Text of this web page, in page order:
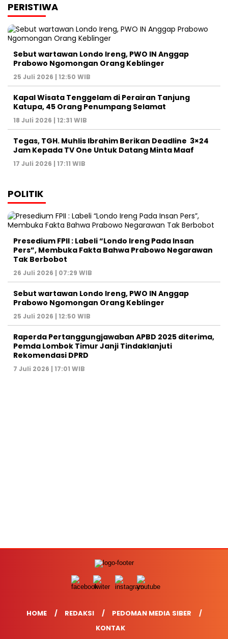
PERISTIWA
Sebut wartawan Londo Ireng, PWO IN Anggap
Prabowo Ngomongan Orang Keblinger
25 Juli 2026 | 12:50 WIB
Kapal Wisata Tenggelam di Perairan Tanjung
Katupa, 45 Orang Penumpang Selamat
18 Juli 2026 | 12:31 WIB
Tegas, TGH. Muhlis Ibrahim Berikan Deadline 3×24
Jam Kepada TV One Untuk Datang Minta Maaf
17 Juli 2026 | 17:11 WIB
POLITIK
Presedium FPII : Labeli “Londo Ireng Pada Insan
Pers”, Membuka Fakta Bahwa Prabowo Negarawan
Tak Berbobot
26 Juli 2026 | 07:29 WIB
Sebut wartawan Londo Ireng, PWO IN Anggap
Prabowo Ngomongan Orang Keblinger
25 Juli 2026 | 12:50 WIB
Raperda Pertanggungjawaban APBD 2025 diterima,
Pemda Lombok Timur Janji Tindaklanjuti
Rekomendasi DPRD
7 Juli 2026 | 17:01 WIB
HOME REDAKSI
PEDOMAN MEDIA SIBER
KONTAK